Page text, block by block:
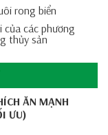
rong biển
của các phương
thủy sản
ĂN MẠNH
ƯU)